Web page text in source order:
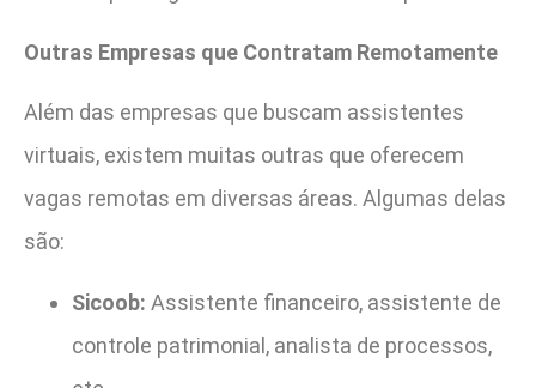
Outras Empresas que Contratam Remotamente
Além das empresas que buscam assistentes
virtuais, existem muitas outras que oferecem
vagas remotas em diversas áreas. Algumas delas
são:
Sicoob: Assistente financeiro, assistente de
controle patrimonial, analista de processos,